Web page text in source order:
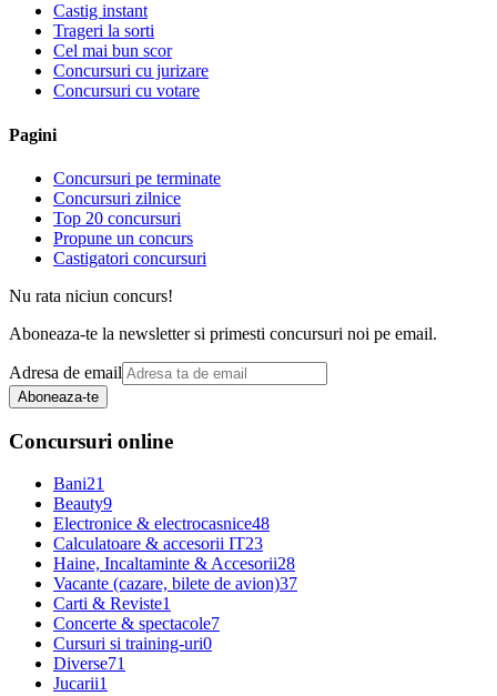
Castig instant
Trageri la sorti
Cel mai bun scor
Concursuri cu jurizare
Concursuri cu votare
Pagini
Concursuri pe terminate
Concursuri zilnice
Top 20 concursuri
Propune un concurs
Castigatori concursuri
Nu rata niciun concurs!
Aboneaza-te la newsletter si primesti concursuri noi pe email.
Adresa de email
Aboneaza-te
Concursuri online
Bani21
Beauty9
Electronice & electrocasnice48
Calculatoare & accesorii IT23
Haine, Incaltaminte & Accesorii28
Vacante (cazare, bilete de avion)37
Carti & Reviste1
Concerte & spectacole7
Cursuri si training-uri0
Diverse71
Jucarii1